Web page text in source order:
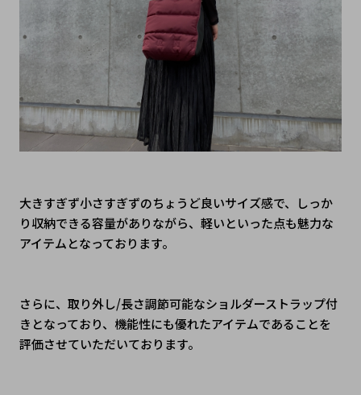
大きすぎず小さすぎずのちょうど良いサイズ感で、しっか
り収納できる容量がありながら、軽いといった点も魅力な
アイテムとなっております。
さらに、取り外し/長さ調節可能なショルダーストラップ付
きとなっており、機能性にも優れたアイテムであることを
評価させていただいております。